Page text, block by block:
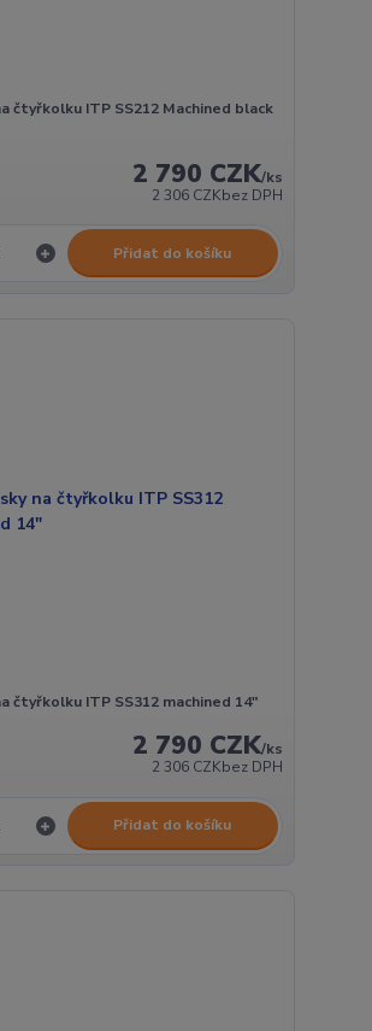
čtyřkolku ITP SS212 Machined black
2 790 CZK/ks
2 306 CZKbez DPH
Přidat do košíku
čtyřkolku ITP SS312 machined 14"
2 790 CZK/ks
2 306 CZKbez DPH
Přidat do košíku